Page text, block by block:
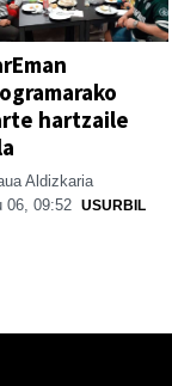
hartzaile
Aldizkaria
06, 09:52 USURBIL